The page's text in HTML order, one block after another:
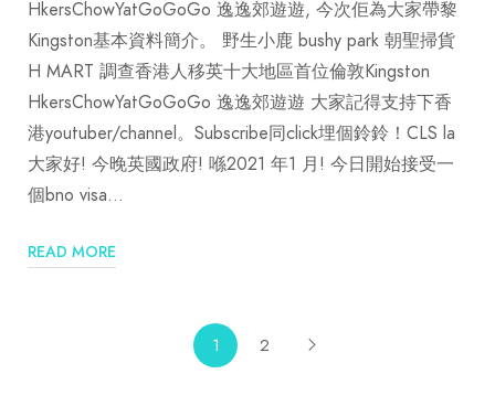
HkersChowYatGoGoGo 逸逸郊遊遊, 今次佢為大家帶黎
Kingston基本資料簡介。 野生小鹿 bushy park 朝聖掃貨
H MART 調查香港人移英十大地區首位倫敦Kingston
HkersChowYatGoGoGo 逸逸郊遊遊 大家記得支持下香
港youtuber/channel。Subscribe同click埋個鈴鈴！CLS la
大家好! 今晚英國政府! 喺2021 年1 月! 今日開始接受一
個bno visa…
READ MORE
1 2